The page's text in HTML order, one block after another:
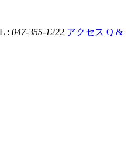
: 047-355-1222 アクセス Q &